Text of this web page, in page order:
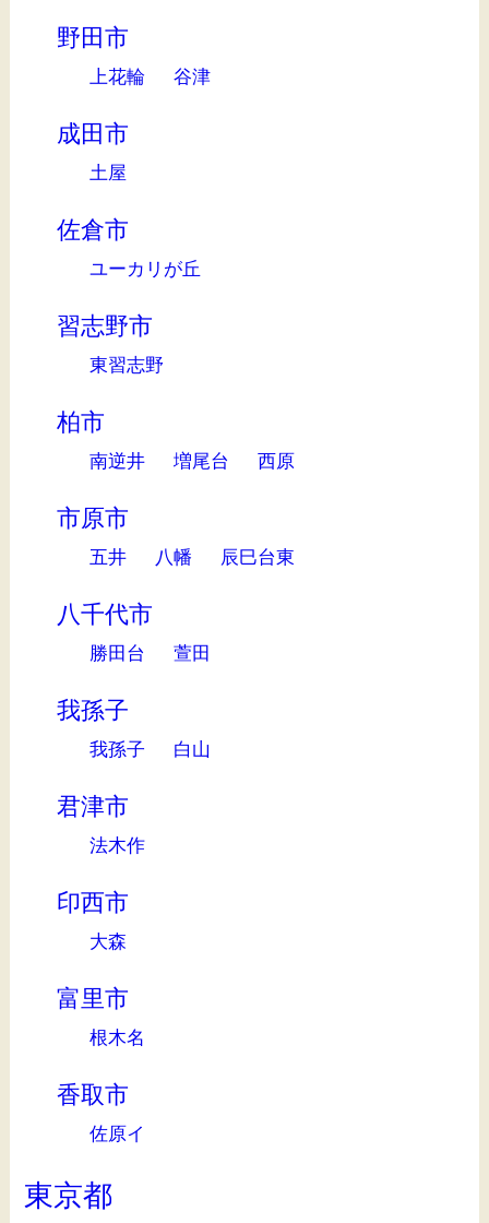
野田市
上花輪 谷津
成田市
土屋
佐倉市
ユーカリが丘
習志野市
東習志野
柏市
南逆井 増尾台 西原
市原市
五井 八幡 辰巳台東
八千代市
勝田台 萱田
我孫子
我孫子 白山
君津市
法木作
印西市
大森
富里市
根木名
香取市
佐原イ
東京都